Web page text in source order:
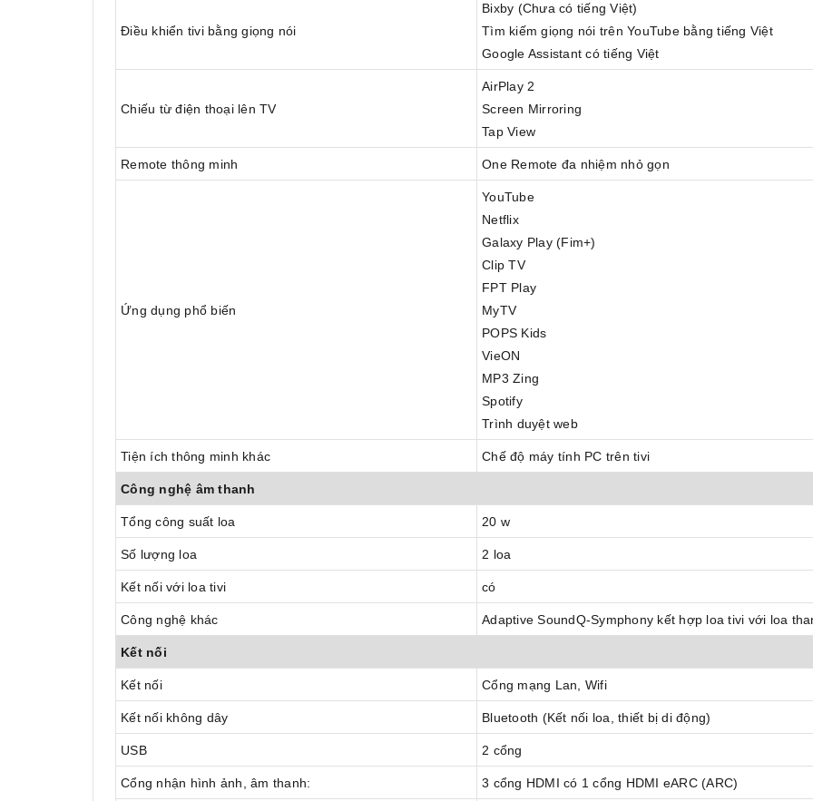
Điều khiển tivi bằng giọng nói
Bixby (Chưa có tiếng Việt)
Tìm kiếm giọng nói trên YouTube bằng tiếng Việt
Google Assistant có tiếng Việt
Chiếu từ điện thoại lên TV
AirPlay 2
Screen Mirroring
Tap View
Remote thông minh One Remote đa nhiệm nhỏ gọn
Ứng dụng phổ biến
YouTube
Netflix
Galaxy Play (Fim+)
Clip TV
FPT Play
MyTV
POPS Kids
VieON
MP3 Zing
Spotify
Trình duyệt web
Tiện ích thông minh khác Chế độ máy tính PC trên tivi
Công nghệ âm thanh
Tổng công suất loa 20 w
Số lượng loa 2 loa
Kết nối với loa tivi có
Công nghệ khác Adaptive SoundQ-Symphony kết hợp loa tivi với loa
Kết nối
Kết nối Cổng mạng Lan, Wifi
Kết nối không dây Bluetooth (Kết nối loa, thiết bị di động)
USB 2 cổng
Cổng nhận hình ảnh, âm thanh: 3 cổng HDMI có 1 cổng HDMI eARC (ARC)